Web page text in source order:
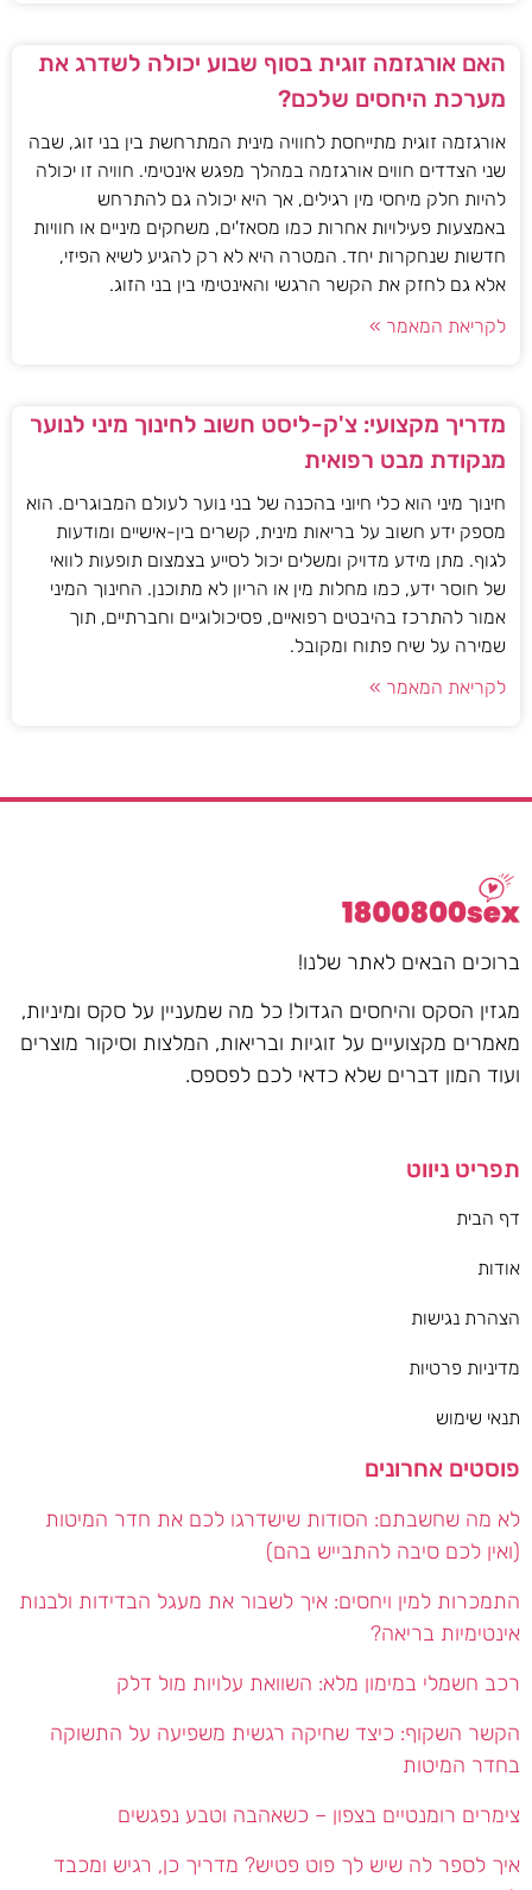
האם אורגזמה זוגית בסוף שבוע יכולה לשדרג את
מערכת היחסים שלכם?
אורגזמה זוגית מתייחסת לחוויה מינית המתרחשת בין בני זוג, שבה
שני הצדדים חווים אורגזמה במהלך מפגש אינטימי. חוויה זו יכולה
להיות חלק מיחסי מין רגילים, אך היא יכולה גם להתרחש
באמצעות פעילויות אחרות כמו מסאז'ים, משחקים מיניים או חוויות
חדשות שנחקרות יחד. המטרה היא לא רק להגיע לשיא הפיזי,
אלא גם לחזק את הקשר הרגשי והאינטימי בין בני הזוג.
לקריאת המאמר »
מדריך מקצועי: צ'ק-ליסט חשוב לחינוך מיני לנוער
מנקודת מבט רפואית
חינוך מיני הוא כלי חיוני בהכנה של בני נוער לעולם המבוגרים. הוא
מספק ידע חשוב על בריאות מינית, קשרים בין-אישיים ומודעות
לגוף. מתן מידע מדויק ומשלים יכול לסייע בצמצום תופעות לוואי
של חוסר ידע, כמו מחלות מין או הריון לא מתוכנן. החינוך המיני
אמור להתרכז בהיבטים רפואיים, פסיכולוגיים וחברתיים, תוך
שמירה על שיח פתוח ומקובל.
לקריאת המאמר »
ברוכים הבאים לאתר שלנו!
מגזין הסקס והיחסים הגדול! כל מה שמעניין על סקס ומיניות,
מאמרים מקצועיים על זוגיות ובריאות, המלצות וסיקור מוצרים
ועוד המון דברים שלא כדאי לכם לפספס.
תפריט ניווט
דף הבית
אודות
הצהרת נגישות
מדיניות פרטיות
תנאי שימוש
פוסטים אחרונים
לא מה שחשבתם: הסודות שישדרגו לכם את חדר המיטות
(ואין לכם סיבה להתבייש בהם)
התמכרות למין ויחסים: איך לשבור את מעגל הבדידות ולבנות
אינטימיות בריאה?
רכב חשמלי במימון מלא: השוואת עלויות מול דלק
הקשר השקוף: כיצד שחיקה רגשית משפיעה על התשוקה
בחדר המיטות
צימרים רומנטיים בצפון – כשאהבה וטבע נפגשים
איך לספר לה שיש לך פוט פטיש? מדריך כן, רגיש ומכבד